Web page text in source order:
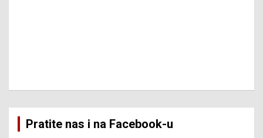
Pratite nas i na Facebook-u